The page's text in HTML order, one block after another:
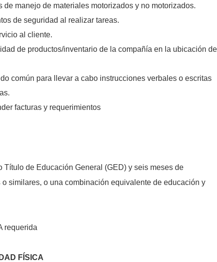
manejo de materiales motorizados y no motorizados.
de seguridad al realizar tareas.
al cliente.
de productos/inventario de la compañía en la ubicación
común para llevar a cabo instrucciones verbales o escritas
facturas y requerimientos
de Educación General (GED) y seis meses de
similares, o una combinación equivalente de educación y
requerida
FÍSICA